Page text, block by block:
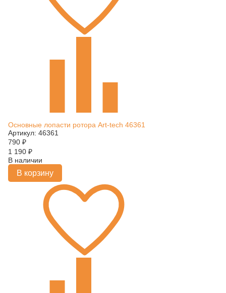
Основные лопасти ротора Art-tech 46361
Артикул: 46361
790 ₽
1 190 ₽
В наличии
В корзину